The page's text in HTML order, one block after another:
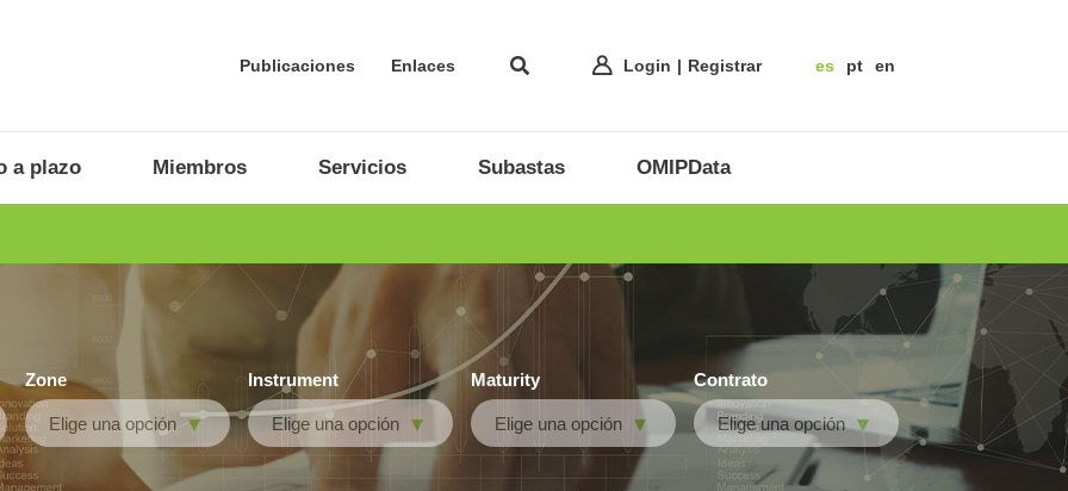
Publicaciones Enlaces Login Registrar es pt en
a plazo Miembros Servicios Subastas OMIPData
Zone
Elige una opción
Instrument
Elige una opción
Maturity
Elige una opción
Contrato
Elige una opción